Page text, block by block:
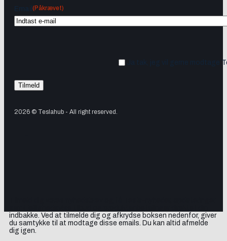
(Påkrævet)
Ja tak, jeg vil gerne modtage
2026 © Teslahub - All right reserved.
indbakke. Ved at tilmelde dig og afkrydse boksen nedenfor, giver
du samtykke til at modtage disse emails. Du kan altid afmelde
dig igen.